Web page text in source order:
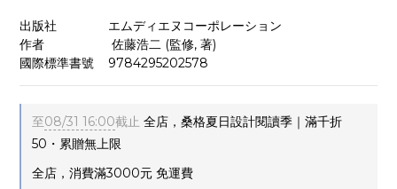
出版社　　　    エムディエヌコーポレーション
作者　　　　     佐藤浩二 (監修, 著)
國際標準書號    9784295202578
至08/31 16:00截止 全店，桑格夏日設計閱讀季｜滿千折
50・累贈無上限
全店，消費滿3000元 免運費